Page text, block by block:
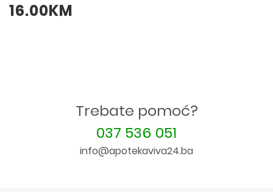
16.00KM
Trebate pomoć?
037 536 051
info@apotekaviva24.ba